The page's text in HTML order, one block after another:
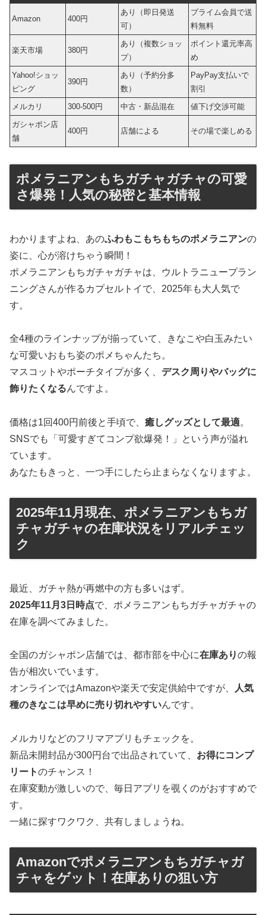
Amazon 400円
あり（即日発送
可）
プライム会員で送
料無料
楽天市場 380円
あり（複数ショッ
プ）
ポイント還元率高
め
Yahoo!ショッ
ピング
390円
あり（予約分多
数）
PayPay支払いで
割引
メルカリ
300-500円 中古・新品混在
値下げ交渉可能
ガシャポン店
舗
400円 店舗による その場で楽しめる
ポメラニアンもちガチャガチャの可愛
さ爆発！人気の秘密と基本情報
わかりますよね、あのふわもこもちもちのポメラニアンの
姿に、心が溶けちゃう瞬間！
ポメラニアンもちガチャガチャは、ウルトラニュープラン
ニングさんが作るカプセルトイで、2025年も大人気で
す。
全4種のラインナップが揃っていて、きなこや白玉みたい
な可愛いおもち姿のポメちゃんたち。
マスコットやポーチタイプが多く、 デスク周りやバッグに
飾りたくなるんですよ。
価格は1回400円前後と手頃で、 癒しグッズとして最適。
SNSでも「可愛すぎてコンプ欲爆発！」という声が溢れ
ています。
あなたもきっと、一つ手にしたら止まらなくなりますよ。
2025年11月現在、ポメラニアンもちガ
チャガチャの在庫状況をリアルチェッ
ク
最近、ガチャ熱が再燃中の方も多いはず。
2025年11月3日時点で、ポメラニアンもちガチャガチャの
在庫を調べてみました。
全国のガシャポン店舗では、都市部を中心に在庫ありの報
告が相次いでいます。
オンラインではAmazonや楽天で安定供給中ですが、
人気
種のきなこは早めに売り切れやすいんです。
メルカリなどのフリマアプリもチェックを。
新品未開封品が300円台で出品されていて、 お得にコンプ
リートのチャンス！
在庫変動が激しいので、毎日アプリを覗くのがおすすめで
す。
一緒に探すワクワク、共有しましょうね。
Amazonでポメラニアンもちガチャガ
チャをゲット！在庫ありの狙い方